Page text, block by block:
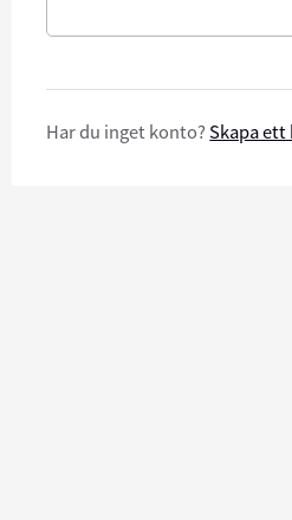
Har du inget konto? Skapa